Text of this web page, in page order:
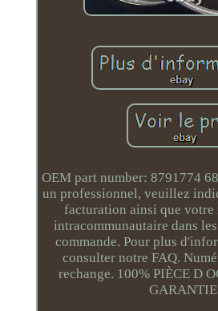
OEM part number: 8791774
un professionnel, veuillez
facturation ainsi que votre
intracommunautaire dans
commande. Pour plus
consulter notre FAQ.
rechange. 100% PIÈCE D